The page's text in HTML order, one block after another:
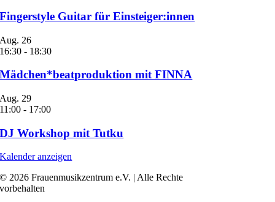
Fingerstyle Guitar für Einsteiger:innen
Aug. 26
16:30 - 18:30
Mädchen*beatproduktion mit FINNA
Aug. 29
11:00 - 17:00
DJ Workshop mit Tutku
Kalender anzeigen
© 2026 Frauenmusikzentrum e.V. | Alle Rechte
vorbehalten